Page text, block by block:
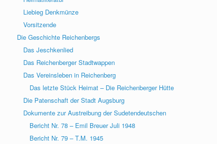
Liebieg Denkmünze
Vorsitzende
Die Geschichte Reichenbergs
Das Jeschkenlied
Das Reichenberger Stadtwappen
Das Vereinsleben in Reichenberg
Das letzte Stück Heimat – Die Reichenberger Hütte
Die Patenschaft der Stadt Augsburg
Dokumente zur Austreibung der Sudetendeutschen
Bericht Nr. 78 – Emil Breuer Juli 1948
Bericht Nr. 79 – T.M. 1945